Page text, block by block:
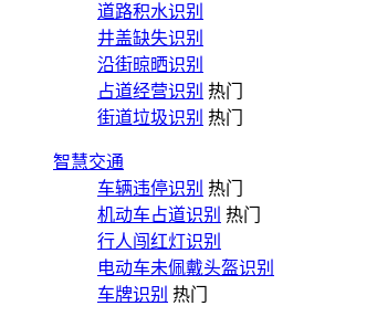
道路积水识别
井盖缺失识别
沿街晾晒识别
占道经营识别 热门
街道垃圾识别 热门
智慧交通
车辆违停识别 热门
机动车占道识别 热门
行人闯红灯识别
电动车未佩戴头盔识别
车牌识别 热门